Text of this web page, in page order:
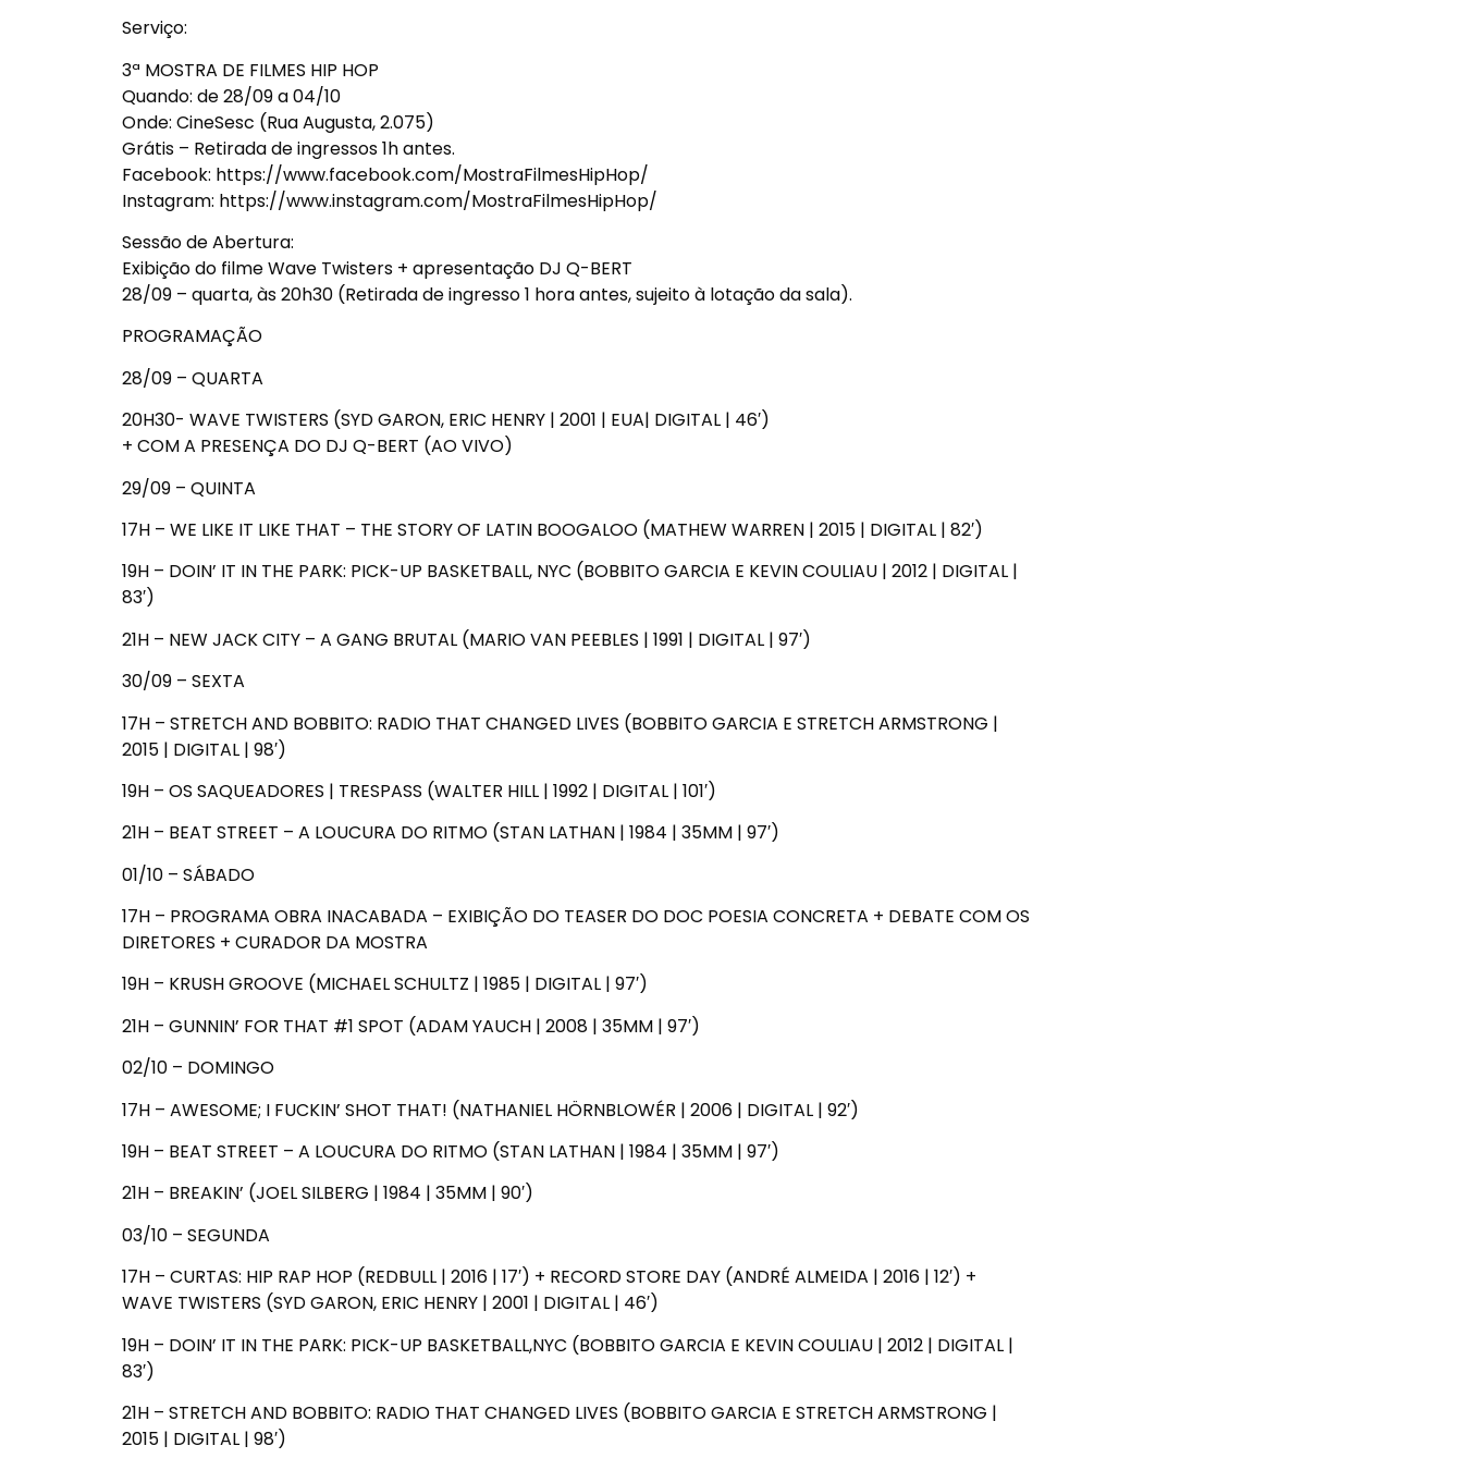
Serviço:
3ª MOSTRA DE FILMES HIP HOP
Quando: de 28/09 a 04/10
Onde: CineSesc (Rua Augusta, 2.075)
Grátis – Retirada de ingressos 1h antes.
Facebook: https://www.facebook.com/MostraFilmesHipHop/
Instagram: https://www.instagram.com/MostraFilmesHipHop/
Sessão de Abertura:
Exibição do filme Wave Twisters + apresentação DJ Q-BERT
28/09 – quarta, às 20h30 (Retirada de ingresso 1 hora antes, sujeito à lotação da sala).
PROGRAMAÇÃO
28/09 – QUARTA
20H30- WAVE TWISTERS (SYD GARON, ERIC HENRY | 2001 | EUA| DIGITAL | 46′)
+ COM A PRESENÇA DO DJ Q-BERT (AO VIVO)
29/09 – QUINTA
17H – WE LIKE IT LIKE THAT – THE STORY OF LATIN BOOGALOO (MATHEW WARREN | 2015 | DIGITAL | 82′)
19H – DOIN’ IT IN THE PARK: PICK-UP BASKETBALL, NYC (BOBBITO GARCIA E KEVIN COULIAU | 2012 | DIGITAL |
83′)
21H – NEW JACK CITY – A GANG BRUTAL (MARIO VAN PEEBLES | 1991 | DIGITAL | 97′)
30/09 – SEXTA
17H – STRETCH AND BOBBITO: RADIO THAT CHANGED LIVES (BOBBITO GARCIA E STRETCH ARMSTRONG |
2015 | DIGITAL | 98′)
19H – OS SAQUEADORES | TRESPASS (WALTER HILL | 1992 | DIGITAL | 101′)
21H – BEAT STREET – A LOUCURA DO RITMO (STAN LATHAN | 1984 | 35MM | 97′)
01/10 – SÁBADO
17H – PROGRAMA OBRA INACABADA – EXIBIÇÃO DO TEASER DO DOC POESIA CONCRETA + DEBATE COM OS
DIRETORES + CURADOR DA MOSTRA
19H – KRUSH GROOVE (MICHAEL SCHULTZ | 1985 | DIGITAL | 97′)
21H – GUNNIN’ FOR THAT #1 SPOT (ADAM YAUCH | 2008 | 35MM | 97′)
02/10 – DOMINGO
17H – AWESOME; I FUCKIN’ SHOT THAT! (NATHANIEL HÖRNBLOWÉR | 2006 | DIGITAL | 92′)
19H – BEAT STREET – A LOUCURA DO RITMO (STAN LATHAN | 1984 | 35MM | 97′)
21H – BREAKIN’ (JOEL SILBERG | 1984 | 35MM | 90′)
03/10 – SEGUNDA
17H – CURTAS: HIP RAP HOP (REDBULL | 2016 | 17′) + RECORD STORE DAY (ANDRÉ ALMEIDA | 2016 | 12′) +
WAVE TWISTERS (SYD GARON, ERIC HENRY | 2001 | DIGITAL | 46′)
19H – DOIN’ IT IN THE PARK: PICK-UP BASKETBALL,NYC (BOBBITO GARCIA E KEVIN COULIAU | 2012 | DIGITAL |
83′)
21H – STRETCH AND BOBBITO: RADIO THAT CHANGED LIVES (BOBBITO GARCIA E STRETCH ARMSTRONG |
2015 | DIGITAL | 98′)